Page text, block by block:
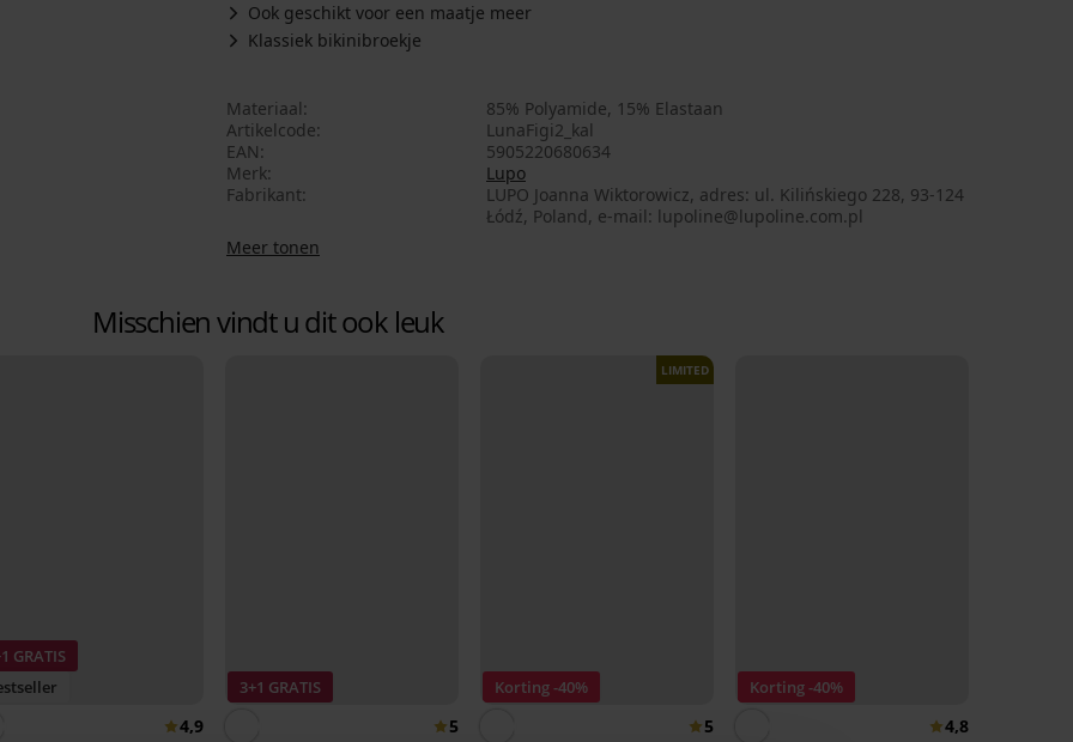
Ook geschikt voor een maatje meer
Klassiek bikinibroekje
Materiaal
85% Polyamide, 15% Elastaan
Artikelcode
LunaFigi2_kal
EAN
5905220680634
Merk
Lupo
Fabrikant
LUPO Joanna Wiktorowicz, adres: ul. Kilińskiego 228, 93-124
Łódź, Poland, e-mail: lupoline@lupoline.com.pl
Meer tonen
Misschien vindt u dit ook leuk
GRATIS
4,9
3+1 GRATIS
5
Korting -40%
LIMITED
5
Korting -40%
4,8